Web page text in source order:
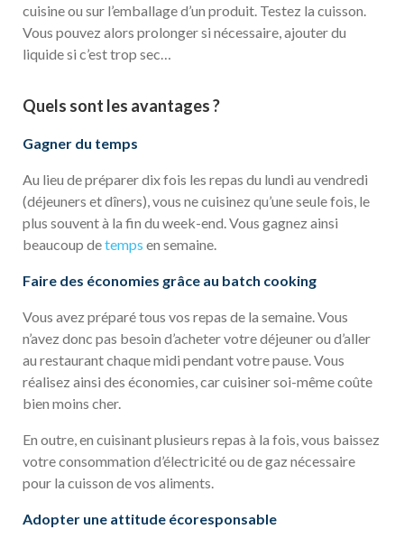
cuisine ou sur l’emballage d’un produit. Testez la cuisson.
Vous pouvez alors prolonger si nécessaire, ajouter du
liquide si c’est trop sec…
Quels sont les avantages ?
Gagner du temps
Au lieu de préparer dix fois les repas du lundi au vendredi
(déjeuners et dîners), vous ne cuisinez qu’une seule fois, le
plus souvent à la fin du week-end. Vous gagnez ainsi
beaucoup detemps en semaine.
Faire des économies grâce au batch cooking
Vous avez préparé tous vos repas de la semaine. Vous
n’avez donc pas besoin d’acheter votre déjeuner ou d’aller
au restaurant chaque midi pendant votre pause. Vous
réalisez ainsi des économies, car cuisiner soi-même coûte
bien moins cher.
En outre, en cuisinant plusieurs repas à la fois, vous baissez
votre consommation d’électricité ou de gaz nécessaire
pour la cuisson de vos aliments.
Adopter une attitude écoresponsable